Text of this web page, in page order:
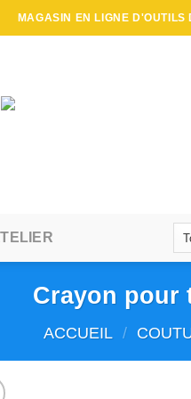
MAGASIN EN LIGNE D'OUTILS
Crayon pour
ACCUEIL /